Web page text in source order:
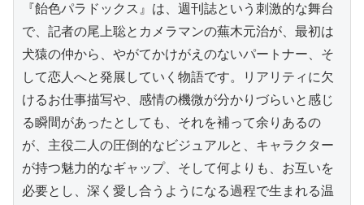
『飴色パラドックス』は、週刊誌という刺激的な舞台
で、記者の尾上聡とカメラマンの蕪木元治が、最初は
犬猿の仲から、やがてかけがえのないパートナー、そ
して恋人へと発展していく物語です。リアリティに欠
けるお仕事描写や、感情の機微が分かりづらいと感じ
る瞬間があったとしても、それを補って余りあるの
が、主役二人の圧倒的なビジュアルと、キャラクター
が持つ魅力的なギャップ、そして何よりも、お互いを
必要とし、深く愛し合うようになる過程で生まれる温